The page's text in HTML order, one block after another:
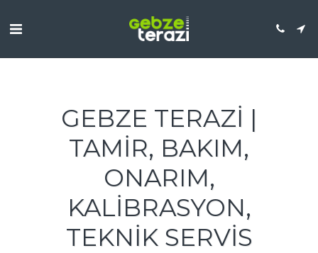
GEBZE TERAZI |
TAMIR, BAKIM,
ONARIM,
KALIBRASYON,
TEKNIK SERVIS